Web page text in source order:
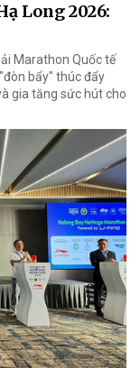
Long 2026:
Marathon Quốc tế
bẩy" thúc đẩy
gia tăng sức hút cho